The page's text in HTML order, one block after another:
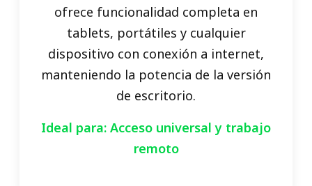
ofrece funcionalidad completa en
tablets, portátiles y cualquier
dispositivo con conexión a internet,
manteniendo la potencia de la versión
de escritorio.
Ideal para: Acceso universal y trabajo
remoto